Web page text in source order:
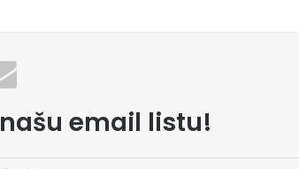
email listu!